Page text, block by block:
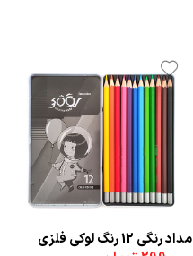
مداد رنگی 12 رنگ لوکی فلزی